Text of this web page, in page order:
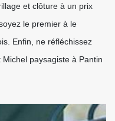
et clôture à un prix
le premier à le
Enfin, ne réfléchissez
paysagiste à Pantin